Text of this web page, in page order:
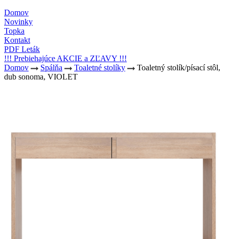
Domov
Novinky
Topka
Kontakt
PDF Leták
!!! Prebiehajúce AKCIE a ZĽAVY !!!
Domov
Spálňa Toaletné stolíky
Toaletný stolík/písací stôl,
dub sonoma, VIOLET